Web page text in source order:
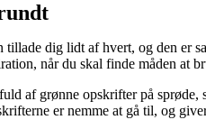
tillade dig lidt af hvert, og den er
når du skal finde måden at
af grønne opskrifter på
er nemme at gå til, og